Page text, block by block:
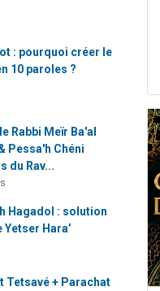
: pourquoi créer le
10 paroles ?
Rabbi Meïr Ba'al
Pessa'h Chéni
du Rav...
Hagadol : solution
Hara’
Tetsavé + Parachat